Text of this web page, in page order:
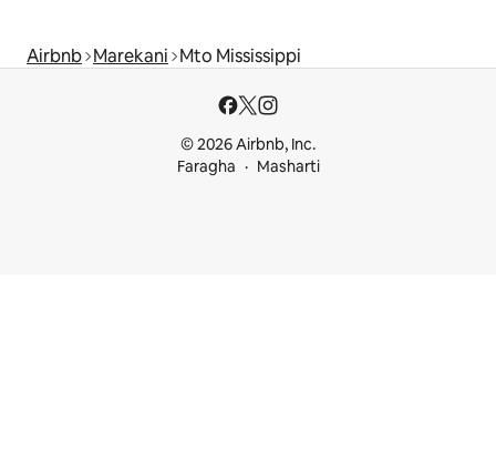
Airbnb Marekani Mto Mississippi
© 2026 Airbnb, Inc.
Faragha
Masharti